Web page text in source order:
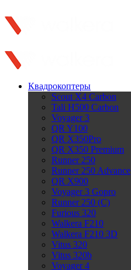
Квадрокоптеры
Scout X4 Carbon
Tali H500 Carbon
Voyager 3
QR Y100
QR X350Pro
QR X350 Premium
Runner 250
Runner 250 Advance
QR X900
Voyager 3 Gopro
Runner 250 (C)
Furious 320
Walkera F210
Walkera F210 3D
Vitus 320
Vitus 320b
Voyager 4